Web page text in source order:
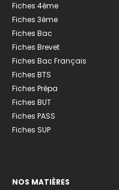
Fiches 4ème
Fiches 3ème
Fiches Bac
Fiches Brevet
Fiches Bac Français
Fiches BTS
Fiches Prépa
Fiches BUT
Fiches PASS
Fiches SUP
NOS MATIÈRES